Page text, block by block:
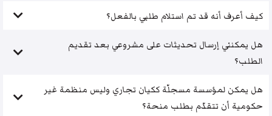
كيف أعرف أنه قد تم استلام طلبي بالفعل؟
هل يمكنني إرسال تحديثات على مشروعي بعد تقديم
الطلب؟
هل يمكن لمؤسسة مسجلّة ككيان تجاري وليس منظمة غير
حكومية أن تتقدّم بطلب منحة؟